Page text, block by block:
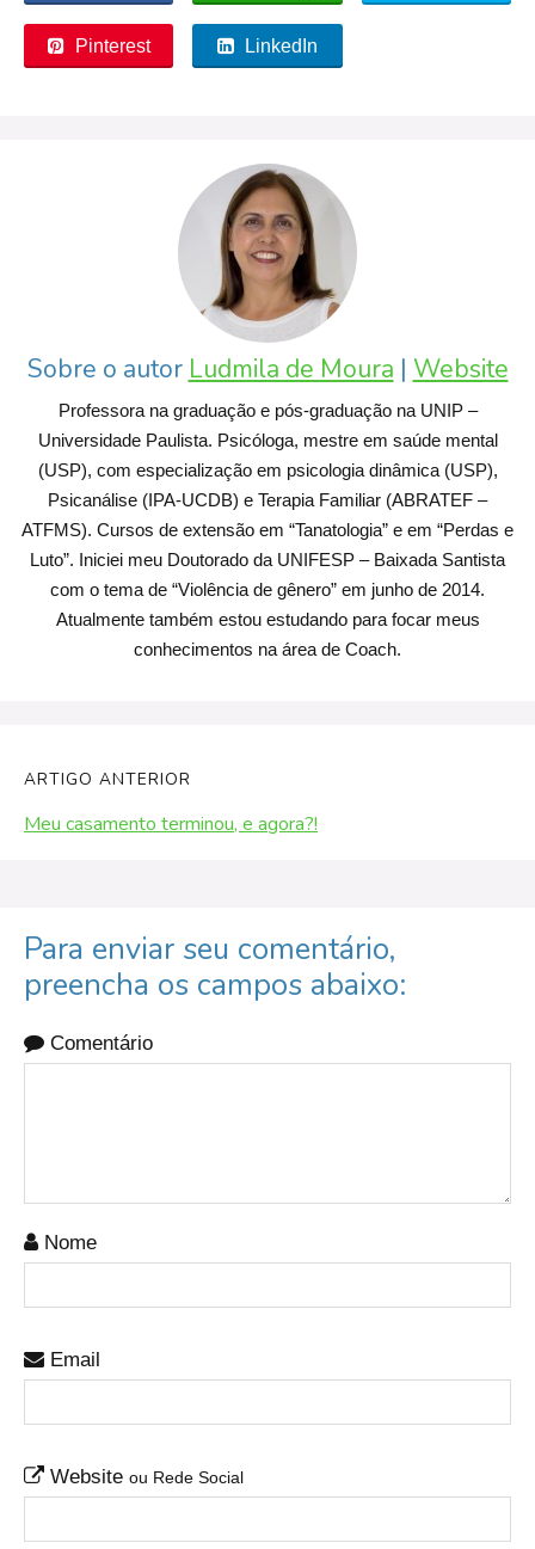
Pinterest LinkedIn
Sobre o autor Ludmila de Moura | Website
Professora na graduação e pós-graduação na UNIP –
Universidade Paulista. Psicóloga, mestre em saúde mental
(USP), com especialização em psicologia dinâmica (USP),
Psicanálise (IPA-UCDB) e Terapia Familiar (ABRATEF –
ATFMS). Cursos de extensão em “Tanatologia” e em “Perdas e
Luto”. Iniciei meu Doutorado da UNIFESP – Baixada Santista
com o tema de “Violência de gênero” em junho de 2014.
Atualmente também estou estudando para focar meus
conhecimentos na área de Coach.
ARTIGO ANTERIOR
Meu casamento terminou, e agora?!
Para enviar seu comentário,
preencha os campos abaixo:
Comentário
Nome
Email
Website ou Rede Social